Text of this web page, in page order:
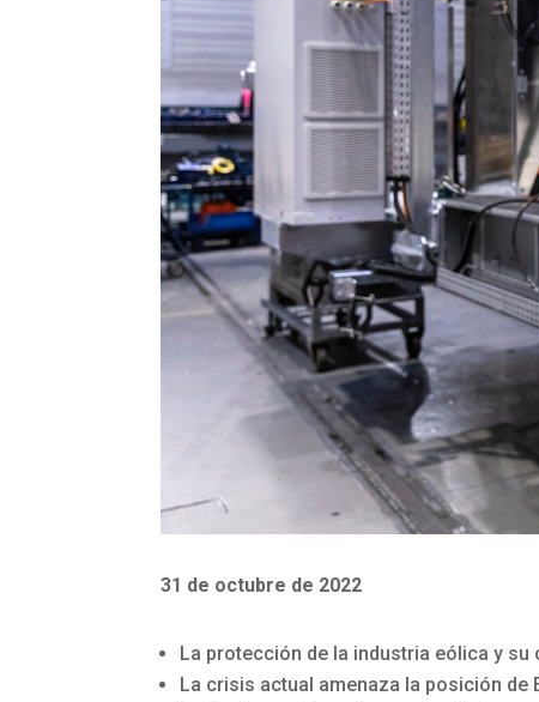
31 de octubre de 2022
La protección de la industria eólica y
La crisis actual amenaza la posición de